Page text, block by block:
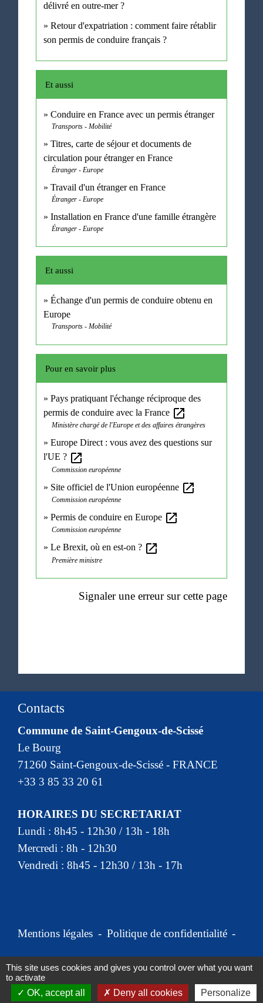
délivré en outre-mer ?
Retour d'expatriation : comment faire rétablir
son permis de conduire français ?
Et aussi
Conduire en France avec un permis étranger
Transports - Mobilité
Titres, carte de séjour et documents de
circulation pour étranger en France
Étranger - Europe
Travail d'un étranger en France
Étranger - Europe
Installation en France d'une famille étrangère
Étranger - Europe
Et aussi
Échange d'un permis de conduire obtenu en
Europe
Transports - Mobilité
Pour en savoir plus
Pays pratiquant l'échange réciproque des
permis de conduire avec la France open_in_new
Ministère chargé de l'Europe et des affaires étrangères
Europe Direct : vous avez des questions sur
l'UE ? open_in_new
Commission européenne
Site officiel de l'Union européenne open_in_new
Commission européenne
Permis de conduire en Europe open_in_new
Commission européenne
Le Brexit, où en est-on ? open_in_new
Première ministre
Signaler une erreur sur cette page
Contacts
Commune de Saint-Gengoux-de-Scissé
Le Bourg
71260 Saint-Gengoux-de-Scissé - FRANCE
+33 3 85 33 20 61
HORAIRES DU SECRETARIAT
Lundi : 8h45 - 12h30 / 13h - 18h
Mercredi : 8h - 12h30
Vendredi : 8h45 - 12h30 / 13h - 17h
Mentions légales - Politique de confidentialité -
Accessibilité - Plan du site -
Gestion des cookies
This site uses cookies and gives you control over what you want
to activate
OK, accept all
Deny all cookies Personalize